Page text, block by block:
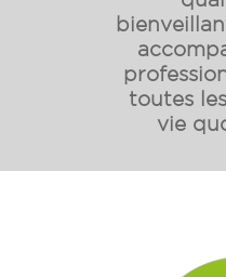
toutes
vie